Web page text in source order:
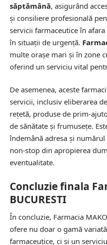
săptămână, asigurând
și consiliere profesională
servicii farmaceutice în
în situații de urgență.
multe orașe mari și în zone
oferind un serviciu vital
De asemenea, aceste
servicii, inclusiv eliberarea
rețetă, produse de prim-
de sănătate și frumusețe.
îndemână adresa și
non-stop din apropierea
eventualitate.
Concluzie finala
BUCURESTI
În concluzie, Farmacia
ofere nu doar o gamă
farmaceutice, ci și un